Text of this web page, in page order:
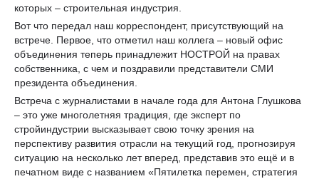
которых – строительная индустрия.
Вот что передал наш корреспондент, присутствующий на
встрече. Первое, что отметил наш коллега – новый офис
объединения теперь принадлежит НОСТРОЙ на правах
собственника, с чем и поздравили представители СМИ
президента объединения.
Встреча с журналистами в начале года для Антона Глушкова
– это уже многолетняя традиция, где эксперт по
стройиндустрии высказывает свою точку зрения на
перспективу развития отрасли на текущий год, прогнозируя
ситуацию на несколько лет вперед, представив это ещё и в
печатном виде с названием «Пятилетка перемен, стратегия